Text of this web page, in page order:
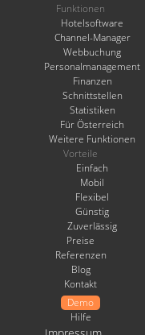
Funktionen
Hotelsoftware
Channel-Manager
Webbuchung
Personalmanagement
Finanzen
Schnittstellen
Statistiken
Für Österreich
Weitere Funktionen
Vorteile
Einfach
Mobil
Flexibel
Günstig
Zuverlässig
Preise
Referenzen
Blog
Kontakt
Demo
Hilfe